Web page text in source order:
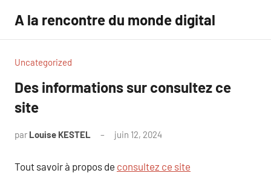
contenu
A la rencontre du monde digital
Uncategorized
Des informations sur consultez ce
site
par Louise KESTEL juin 12, 2024
Tout savoir à propos de consultez ce site